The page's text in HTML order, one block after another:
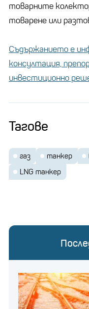
товарните
товарене или
Съдържанието е
консултация,
инвестиционно
Тагове
газ танкер
LNG танкер